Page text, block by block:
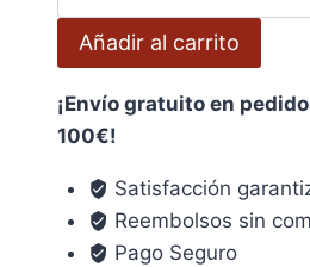
Plana
Madera
Puntas
Wolfpack
38,00
mm.
cantidad
Añadir al carrito
¡Envío gratuito en
100€!
Satisfacción
Reembolsos sin
Pago Seguro